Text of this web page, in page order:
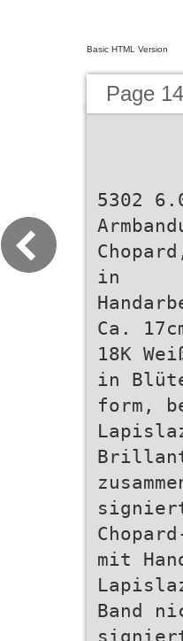
Basic HTML Version
Page
5302
in
Ca.
18K
in
form,
mit
Band